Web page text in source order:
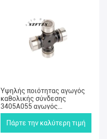
Υψηλής ποιότητας αγωγός
καθολικής σύνδεσης
3405A055 αγωγός
καθολικής σύνδεσης κοινής
σύνδεσης Spider Kit για
Πάρτε την καλύτερη τιμή